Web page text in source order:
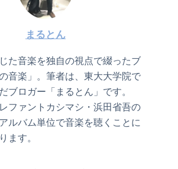
まるとん
た音楽を独自の視点で綴ったブ
音楽」。筆者は、東大大学院で
ブロガー「まるとん」です。
ファントカシマシ・浜田省吾の
ルバム単位で音楽を聴くことに
ます。